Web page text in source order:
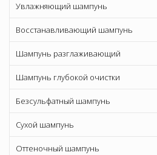
Увлажняющий шампунь
Восстанавливающий шампунь
Шампунь разглаживающий
Шампунь глубокой очистки
Безсульфатный шампунь
Сухой шампунь
Оттеночный шампунь